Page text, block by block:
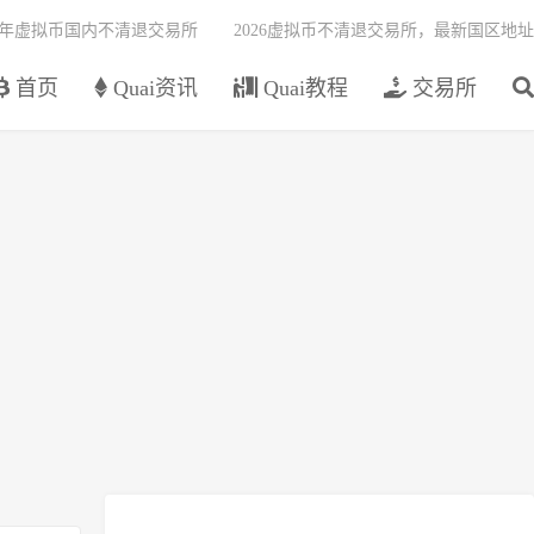
首页 Quai资讯 Quai教程 交易所
虚拟币国内不清退交易所 2026虚拟币不清退交易所，最新国区地址